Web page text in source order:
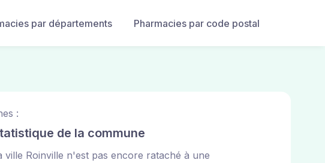
par départements Pharmacies par code postal
:
de la commune
ville Roinville n'est pas encore rataché à une